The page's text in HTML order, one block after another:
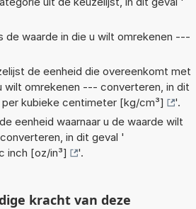
de waarde in die u wilt omrekenen ---
de eenheid die overeenkomt met
wilt omrekenen --- converteren, in dit
per kubieke centimeter [kg/cm³]
'.
eenheid waarnaar u de waarde wilt
in dit geval '
inch [oz/in³]
'.
kracht van deze